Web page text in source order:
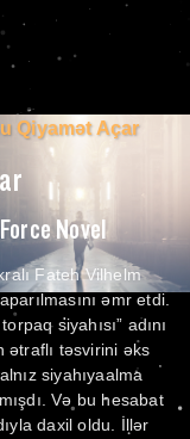
Qiyamət Açar
Novel
Fateh Vilhelm
əmr etdi.
siyahısı” adını
ətraflı təsvirini əks
siyahıyaalma
Və bu hesabat
daxil oldu. İllər